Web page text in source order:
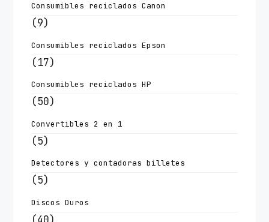
Consumibles reciclados Canon
(9)
Consumibles reciclados Epson
(17)
Consumibles reciclados HP
(50)
Convertibles 2 en 1
(5)
Detectores y contadoras billetes
(5)
Discos Duros